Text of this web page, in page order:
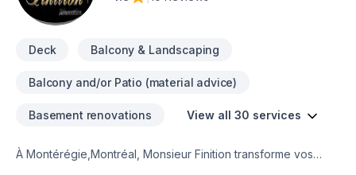
pergola...) ainsi que des conseils en planification et Design.
Deck Balcony & Landscaping
Balcony and/or Patio (material advice)
Basement renovations View all 30 services
À Montérégie,Montréal, Monsieur Finition transforme vos